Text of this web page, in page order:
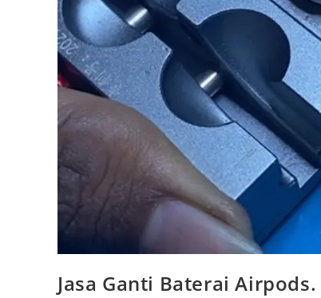
Jasa Ganti Baterai